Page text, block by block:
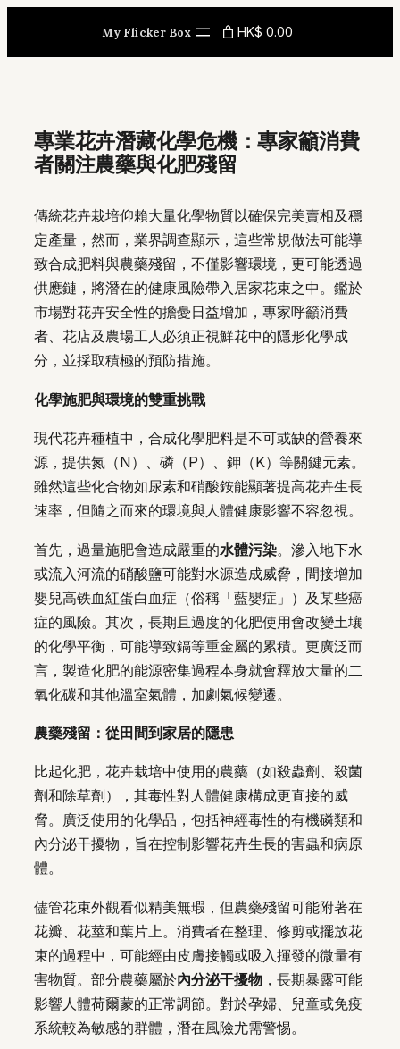
My Flicker Box HK$ 0.00
專業花卉潛藏化學危機：專家籲消費
者關注農藥與化肥殘留
傳統花卉栽培仰賴大量化學物質以確保完美賣相及穩
定產量，然而，業界調查顯示，這些常規做法可能導
致合成肥料與農藥殘留，不僅影響環境，更可能透過
供應鏈，將潛在的健康風險帶入居家花束之中。鑑於
市場對花卉安全性的擔憂日益增加，專家呼籲消費
者、花店及農場工人必須正視鮮花中的隱形化學成
分，並採取積極的預防措施。
化學施肥與環境的雙重挑戰
現代花卉種植中，合成化學肥料是不可或缺的營養來
源，提供氮（N）、磷（P）、鉀（K）等關鍵元素。
雖然這些化合物如尿素和硝酸銨能顯著提高花卉生長
速率，但隨之而來的環境與人體健康影響不容忽視。
首先，過量施肥會造成嚴重的水體污染。滲入地下水
或流入河流的硝酸鹽可能對水源造成威脅，間接增加
嬰兒高铁血紅蛋白血症（俗稱「藍嬰症」）及某些癌
症的風險。其次，長期且過度的化肥使用會改變土壤
的化學平衡，可能導致鎘等重金屬的累積。更廣泛而
言，製造化肥的能源密集過程本身就會釋放大量的二
氧化碳和其他溫室氣體，加劇氣候變遷。
農藥殘留：從田間到家居的隱患
比起化肥，花卉栽培中使用的農藥（如殺蟲劑、殺菌
劑和除草劑），其毒性對人體健康構成更直接的威
脅。廣泛使用的化學品，包括神經毒性的有機磷類和
內分泌干擾物，旨在控制影響花卉生長的害蟲和病原
體。
儘管花束外觀看似精美無瑕，但農藥殘留可能附著在
花瓣、花莖和葉片上。消費者在整理、修剪或擺放花
束的過程中，可能經由皮膚接觸或吸入揮發的微量有
害物質。部分農藥屬於內分泌干擾物 ，長期暴露可能
影響人體荷爾蒙的正常調節。對於孕婦、兒童或免疫
系統較為敏感的群體，潛在風險尤需警惕。